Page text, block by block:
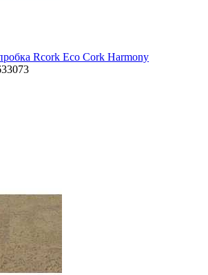
Rcork Eco Cork Harmony